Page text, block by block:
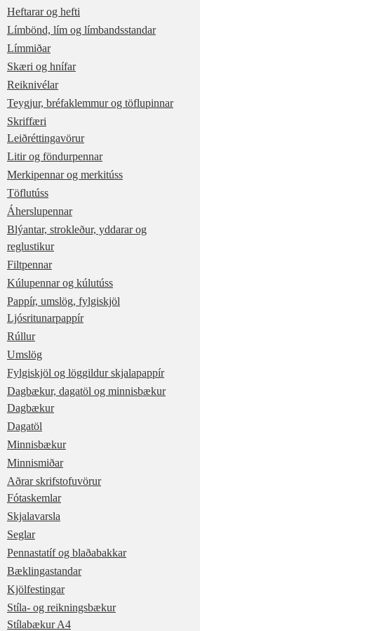
Heftarar og hefti
Límbönd, lím og límbandsstandar
Límmiðar
Skæri og hnífar
Reiknivélar
Teygjur, bréfaklemmur og töflupinnar
Skriffæri
Leiðréttingavörur
Litir og föndurpennar
Merkipennar og merkitúss
Töflutúss
Áherslupennar
Blýantar, strokleður, yddarar og
reglustikur
Filtpennar
Kúlupennar og kúlutúss
Pappír, umslög, fylgiskjöl
Ljósritunarpappír
Rúllur
Umslög
Fylgiskjöl og löggildur skjalapappír
Dagbækur, dagatöl og minnisbækur
Dagbækur
Dagatöl
Minnisbækur
Minnismiðar
Aðrar skrifstofuvörur
Fótaskemlar
Skjalavarsla
Seglar
Pennastatíf og blaðabakkar
Bæklingastandar
Kjölfestingar
Stíla- og reikningsbækur
Stílabækur A4